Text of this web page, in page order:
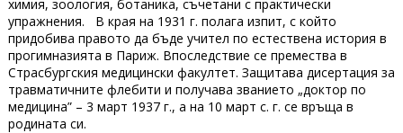
химия, зоология, ботаника, съчетани с практически
упражнения. В края на 1931 г. полага изпит, с който
придобива правото да бъде учител по естествена история в
прогимназията в Париж. Впоследствие се премества в
Страсбургския медицински факултет. Защитава дисертация за
травматичните флебити и получава званието „доктор по
медицина” – 3 март 1937 г., а на 10 март с. г. се връща в
родината си.